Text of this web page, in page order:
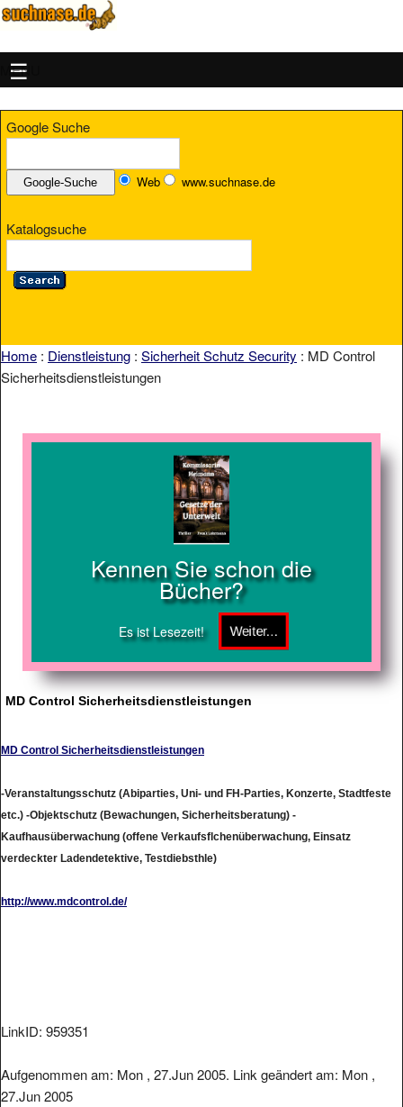
MENU
Google Suche
Web www.suchnase.de
Katalogsuche
Home : Dienstleistung : Sicherheit Schutz Security : MD Control
Sicherheitsdienstleistungen
Kennen Sie schon die
Bücher?
Es ist Lesezeit!
MD Control Sicherheitsdienstleistungen
MD Control Sicherheitsdienstleistungen
-Veranstaltungsschutz (Abiparties, Uni- und FH-Parties, Konzerte, Stadtfeste
etc.) -Objektschutz (Bewachungen, Sicherheitsberatung) -
Kaufhausüberwachung (offene Verkaufsflchenüberwachung, Einsatz
verdeckter Ladendetektive, Testdiebsthle)
http://www.mdcontrol.de/
LinkID: 959351
Aufgenommen am: Mon , 27.Jun 2005. Link geändert am: Mon ,
27.Jun 2005